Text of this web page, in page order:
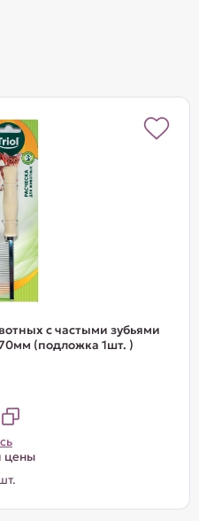
с частыми зубьями
(подложка 1шт. )
цены